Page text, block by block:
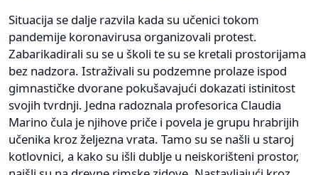
Situacija se dalje razvila kada su učenici tokom
pandemije koronavirusa organizovali protest.
Zabarikadirali su se u školi te su se kretali prostorijama
bez nadzora. Istraživali su podzemne prolaze ispod
gimnastičke dvorane pokušavajući dokazati istinitost
svojih tvrdnji. Jedna radoznala profesorica Claudia
Marino čula je njihove priče i povela je grupu hrabrijih
učenika kroz željezna vrata. Tamo su se našli u staroj
kotlovnici, a kako su išli dublje u neiskorišteni prostor,